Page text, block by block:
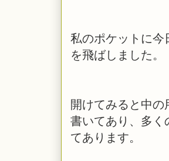
私のポケットに今
を飛ばしました。
開けてみると中
書いてあり、多く
てあります。